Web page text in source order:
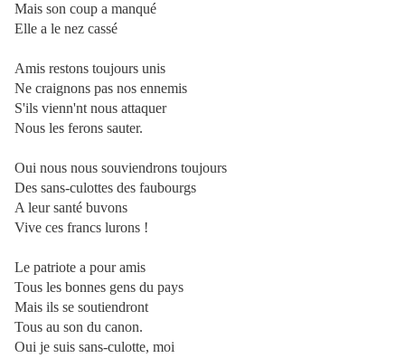
Mais son coup a manqué
Elle a le nez cassé
Amis restons toujours unis
Ne craignons pas nos ennemis
S'ils vienn'nt nous attaquer
Nous les ferons sauter.
Oui nous nous souviendrons toujours
Des sans-culottes des faubourgs
A leur santé buvons
Vive ces francs lurons !
Le patriote a pour amis
Tous les bonnes gens du pays
Mais ils se soutiendront
Tous au son du canon.
Oui je suis sans-culotte, moi